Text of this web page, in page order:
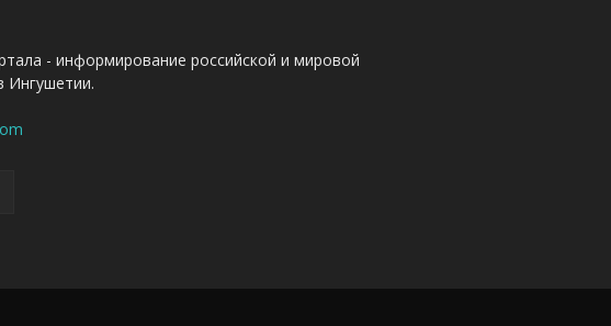
- информирование российской и мировой
Ингушетии.